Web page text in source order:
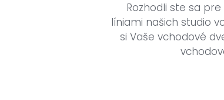
Rozhodli ste sa
líniami našich studio
si Vaše vchodové